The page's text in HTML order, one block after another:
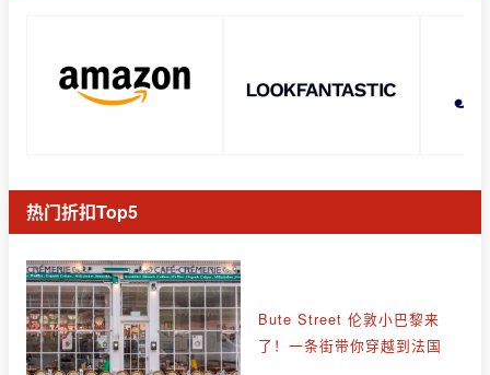
热门折扣Top5
Bute Street 伦敦小巴黎来
了！一条街带你穿越到法国